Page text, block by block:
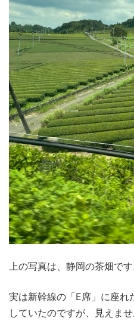
上の写真は、静岡の茶畑です
実は新幹線の「E席」に座
していたのですが、見えま